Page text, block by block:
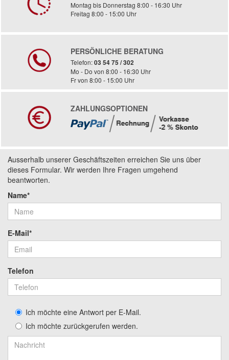
Montag bis Donnerstag 8:00 - 16:30 Uhr
Freitag 8:00 - 15:00 Uhr
PERSÖNLICHE BERATUNG
Telefon:03 54 75 / 302
Mo - Do von 8:00 - 16:30 Uhr
Fr von 8:00 - 15:00 Uhr
ZAHLUNGSOPTIONEN
Ausserhalb unserer Geschäftszeiten erreichen Sie uns über
dieses Formular. Wir werden Ihre Fragen umgehend
beantworten.
Name*
E-Mail*
Telefon
Ich möchte eine Antwort per E-Mail.
Ich möchte zurückgerufen werden.